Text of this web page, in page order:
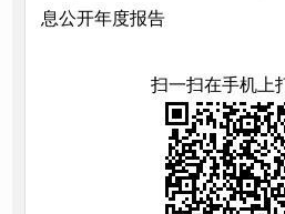
息公开年度报告
扫一扫在手机上